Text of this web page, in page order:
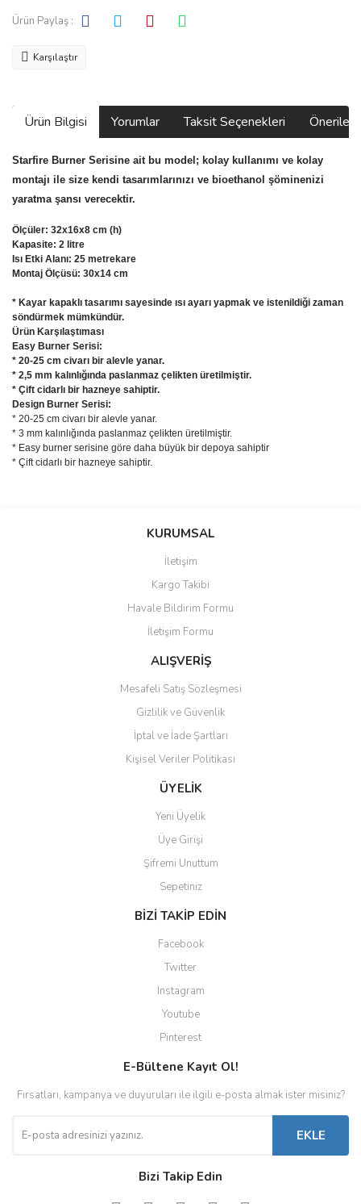
Ürün Paylaş :
Karşılaştır
Ürün Bilgisi Yorumlar Taksit Seçenekleri
Starfire Burner Serisine ait bu model; kolay kullanımı ve kolay
montajı ile size kendi tasarımlarınızı ve bioethanol şöminenizi
yaratma şansı verecektir.
Ölçüler: 32x16x8 cm (h)
Kapasite: 2 litre
Isı Etki Alanı: 25 metrekare
Montaj Ölçüsü: 30x14 cm
* Kayar kapaklı tasarımı sayesinde ısı ayarı yapmak ve istenildiği zaman
söndürmek mümkündür.
Ürün Karşılaştıması
Easy Burner Serisi:
* 20-25 cm civarı bir alevle yanar.
* 2,5 mm kalınlığında paslanmaz çelikten üretilmiştir.
* Çift cidarlı bir hazneye sahiptir.
Design Burner Serisi:
* 20-25 cm civarı bir alevle yanar.
* 3 mm kalınlığında paslanmaz çelikten üretilmiştir.
* Easy burner serisine göre daha büyük bir depoya sahiptir
* Çift cidarlı bir hazneye sahiptir.
Bu ürüne ilk yorumu siz yapın!
Ürün resmi kalitesiz, bozuk veya görüntülenemiyor.
Ürün açıklamasında eksik bilgiler bulunuyor.
Ürün bilgilerinde hatalar bulunuyor.
Ürün fiyatı diğer sitelerden daha pahalı.
Gönder
KURUMSAL
İletişim
Kargo Takibi
Havale Bildirim Formu
İletişim Formu
ALIŞVERİŞ
Mesafeli Satış Sözleşmesi
Gizlilik ve Güvenlik
İptal ve İade Şartları
Kişisel Veriler Politikası
ÜYELİK
Yeni Üyelik
Üye Girişi
Şifremi Unuttum
Sepetiniz
BİZİ TAKİP EDİN
Facebook
Twitter
Instagram
Youtube
Pinterest
E-Bültene Kayıt Ol!
Fırsatları, kampanya ve duyuruları ile ilgili e-posta almak ister misiniz?
EKLE
Bizi Takip Edin